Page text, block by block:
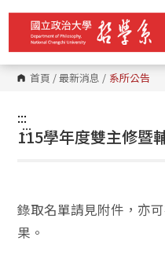
跳
要
內
容
區 首頁 /最新消息 / 系所公告
:::
:::
115學年度雙主修暨
錄取名單請見附件，亦
果。